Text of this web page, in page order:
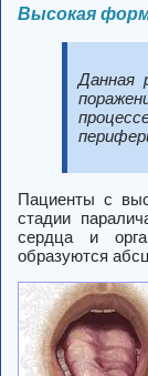
Высокая
Данная
Пациенты с
стадии
сердца и
образуются